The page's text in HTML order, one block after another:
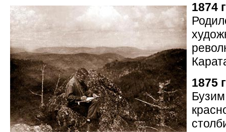
1874
1875